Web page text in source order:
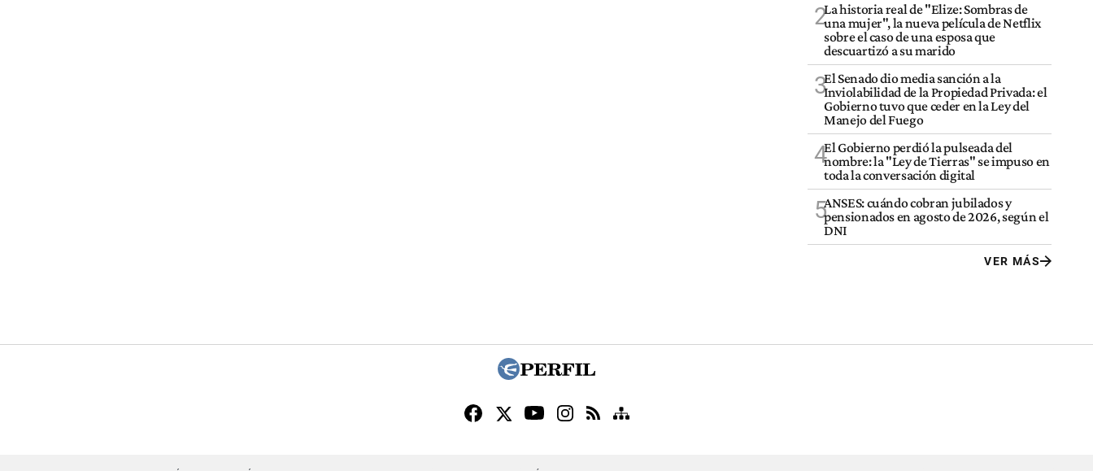
2La historia real de "Elize: Sombras de
una mujer", la nueva película de Netflix
sobre el caso de una esposa que
descuartizó a su marido
3El Senado dio media sanción a la
Inviolabilidad de la Propiedad Privada: el
Gobierno tuvo que ceder en la Ley del
Manejo del Fuego
4El Gobierno perdió la pulseada del
nombre: la "Ley de Tierras" se impuso en
toda la conversación digital
5ANSES: cuándo cobran jubilados y
pensionados en agosto de 2026, según el
DNI
VER MÁS